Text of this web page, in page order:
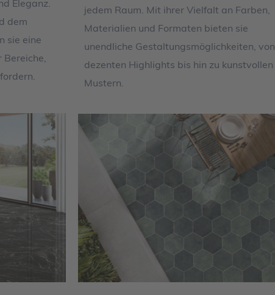
Eleganz.
dem
sie eine
Bereiche,
jedem Raum. Mit ihrer Vielfalt an Farben,
Materialien und Formaten bieten sie
unendliche Gestaltungsmöglichkeiten, von
dezenten Highlights bis hin zu kunstvollen
Mustern.